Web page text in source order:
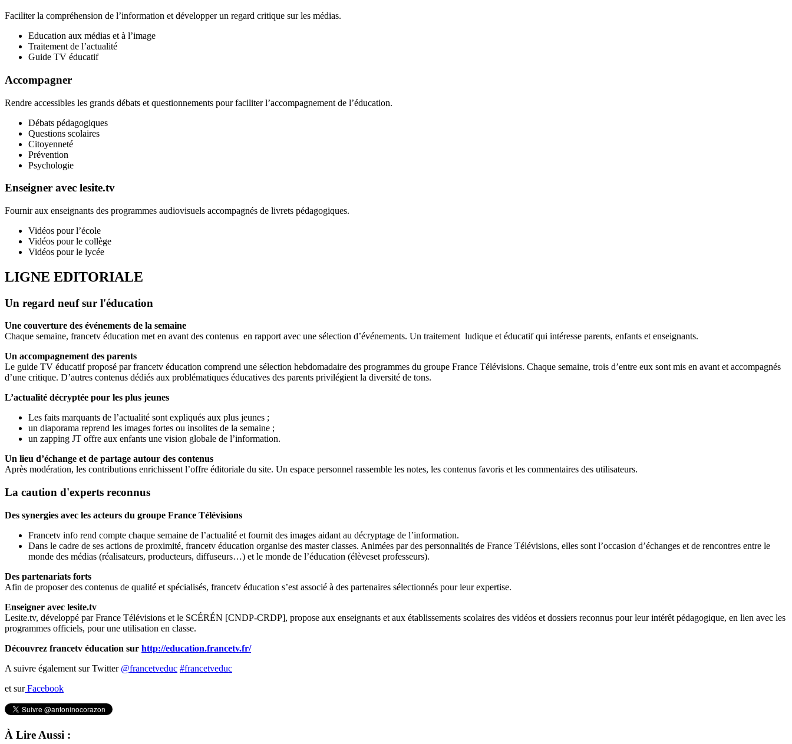
Faciliter la compréhension de l’information et développer un regard critique sur les médias.
Education aux médias et à l’image
Traitement de l’actualité
Guide TV éducatif
Accompagner
Rendre accessibles les grands débats et questionnements pour faciliter l’accompagnement de l’éducation.
Débats pédagogiques
Questions scolaires
Citoyenneté
Prévention
Psychologie
Enseigner avec lesite.tv
Fournir aux enseignants des programmes audiovisuels accompagnés de livrets pédagogiques.
Vidéos pour l’école
Vidéos pour le collège
Vidéos pour le lycée
LIGNE EDITORIALE
Un regard neuf sur l'éducation
Une couverture des événements de la semaine
Chaque semaine, francetv éducation met en avant des contenus en rapport avec une sélection d’événements. Un traitement ludique et éducatif qui intéresse parents, enfants et enseignants.
Un accompagnement des parents
Le guide TV éducatif proposé par francetv éducation comprend une sélection hebdomadaire des programmes du groupe France Télévisions. Chaque semaine, trois d’entre eux sont mis en avant et accompagnés
d’une critique. D’autres contenus dédiés aux problématiques éducatives des parents privilégient la diversité de tons.
L’actualité décryptée pour les plus jeunes
Les faits marquants de l’actualité sont expliqués aux plus jeunes ;
un diaporama reprend les images fortes ou insolites de la semaine ;
un zapping JT offre aux enfants une vision globale de l’information.
Un lieu d’échange et de partage autour des contenus
Après modération, les contributions enrichissent l’offre éditoriale du site. Un espace personnel rassemble les notes, les contenus favoris et les commentaires des utilisateurs.
La caution d'experts reconnus
Des synergies avec les acteurs du groupe France Télévisions
Francetv info rend compte chaque semaine de l’actualité et fournit des images aidant au décryptage de l’information.
Dans le cadre de ses actions de proximité, francetv éducation organise des master classes. Animées par des personnalités de France Télévisions, elles sont l’occasion d’échanges et de rencontres entre le
monde des médias (réalisateurs, producteurs, diffuseurs…) et le monde de l’éducation (élèveset professeurs).
Des partenariats forts
Afin de proposer des contenus de qualité et spécialisés, francetv éducation s’est associé à des partenaires sélectionnés pour leur expertise.
Enseigner avec lesite.tv
Lesite.tv, développé par France Télévisions et le SCÉRÉN [CNDP-CRDP], propose aux enseignants et aux établissements scolaires des vidéos et dossiers reconnus pour leur intérêt pédagogique, en lien avec les
programmes officiels, pour une utilisation en classe.
Découvrez francetv éducation sur http://education.francetv.fr/
A suivre également sur Twitter @francetveduc #francetveduc
et surFacebook
À Lire Aussi :